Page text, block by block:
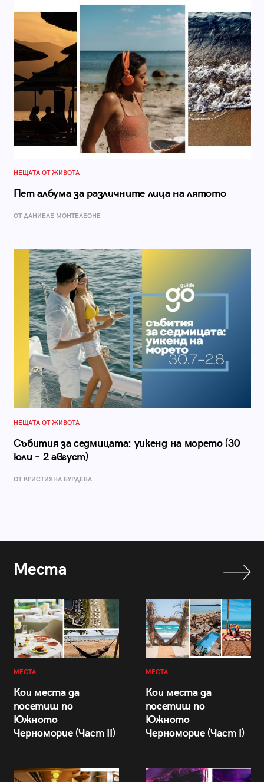
НЕЩАТА ОТ ЖИВОТА
Пет албума за различните лица на лятото
ОТ ДАНИЕЛЕ МОНТЕЛЕОНЕ
НЕЩАТА ОТ ЖИВОТА
Събития за седмицата: уикенд на морето (30
юли – 2 август)
ОТ КРИСТИЯНА БУРДЕВА
Места
МЕСТА
Кои места да
посетиш по
Южното
Черноморие (Част II)
МЕСТА
Кои места да
посетиш по
Южното
Черноморие (Част I)